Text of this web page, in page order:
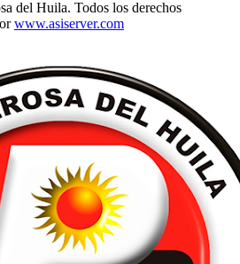
del Huila. Todos los derechos
www.asiserver.com